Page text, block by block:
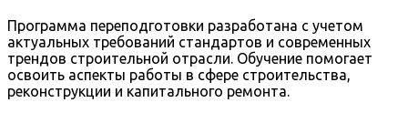
Программа переподготовки разработана с учетом
актуальных требований стандартов и современных
трендов строительной отрасли. Обучение помогает
освоить аспекты работы в сфере строительства,
реконструкции и капитального ремонта.